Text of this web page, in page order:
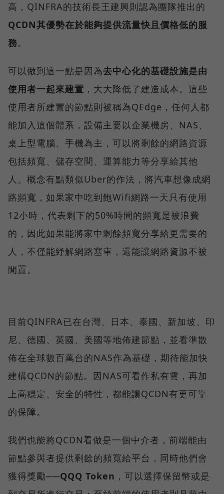
高，QINFRA的技術長王建興則認為團隊推出的
QCDN其優勢在於能夠提供流量快且價格低的服
務。
可以做到這一點是因為去中心化的基礎設施是由
使用者一起來建置 ，大大降低了建造成本。這些
使用者所建置的節點則被稱為QEdge，任何人都
能加入這個體系，設備主要以企業機房、NAS、
桌上型電腦、手機為主，可以將剩餘的網路資源
包括頻寬、儲存空間、運算能力等分享給其他
人。概念有點類似Uber的作法，將汽車想像成網
路頻寬，如果家中吃到飽Wifi網路一天只有使用
12小時，代表剩下的50%時間的頻寬是被浪費
的，因此如果能將家中剩餘頻寬分享給更需要的
人，不僅能紓解網路塞車，還能讓網路資源不被
閒置。
目前QINFRA已在台灣、日本、泰國、新加坡、印
尼、德國、英國、美國等地佈建節點，並看準散
佈在全球數百萬台的NAS作為基礎，期待能加快
建構QCDN的節點。因NAS可看作私有雲，再加
上高穩定、安全的特性，都能讓QCDN有更可靠
的保障。
我們也能將QCDN看做是一個中介者，前端能由
節點參與者提供剩餘的頻寬給平台，同時他們會
獲得獎勵──QQQ Token ，可以選擇保留幣或是